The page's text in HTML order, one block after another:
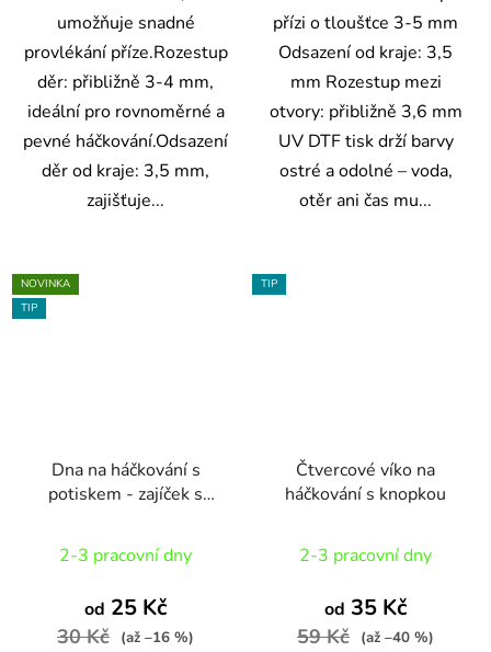
umožňuje snadné
provlékání příze.Rozestup
děr: přibližně 3-4 mm,
ideální pro rovnoměrné a
pevné háčkování.Odsazení
děr od kraje: 3,5 mm,
zajišťuje...
přízi o tloušťce 3-5 mm
Odsazení od kraje: 3,5
mm Rozestup mezi
otvory: přibližně 3,6 mm
UV DTF tisk drží barvy
ostré a odolné – voda,
otěr ani čas mu...
NOVINKA
TIP
Dna na háčkování s
potiskem - zajíček s
2-3 pracovní dny
od 25 Kč
30 Kč (až –16 %)
TIP
Čtvercové víko na
háčkování s knopkou
2-3 pracovní dny
od 35 Kč
59 Kč (až –40 %)